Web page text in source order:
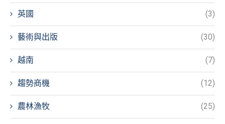
英國 (3)
藝術與出版 (30)
越南 (7)
趨勢商機 (12)
農林漁牧 (25)